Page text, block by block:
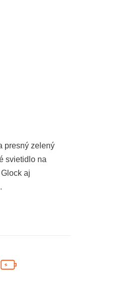
presný zelený
svietidlo na
aj